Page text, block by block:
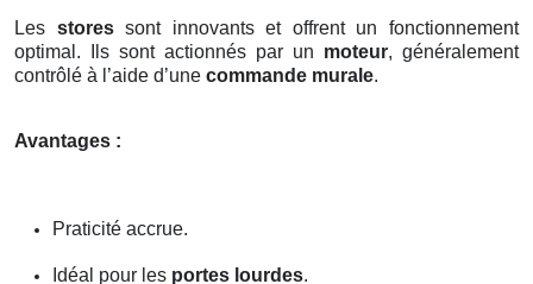
Les storessont innovants et offrent un fonctionnement
optimal. Ils sont actionnés par un moteur, généralement
contrôlé à l’aide d’une commande murale.
Avantages :
Praticité accrue.
Idéal pour les portes lourdes.